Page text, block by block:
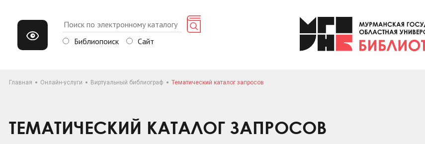
Библиопоиск Сайт
Главная Онлайн-услуги Виртуальный библиограф Тематический каталог запросов
ТЕМАТИЧЕСКИЙ КАТАЛОГ ЗАПРОСОВ